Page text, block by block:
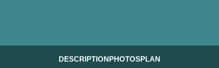
DESCRIPTIONPHOTOSPLAN